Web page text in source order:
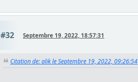
#32 Septembre 19, 2022, 18:57:31
Citation de: alik le Septembre 19, 2022, 09:26:54